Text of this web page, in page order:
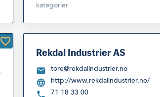
kategorier
Rekdal Industrier AS
tore@rekdalindustrier.no
http://www.rekdalindustrier.no/
71 18 33 00